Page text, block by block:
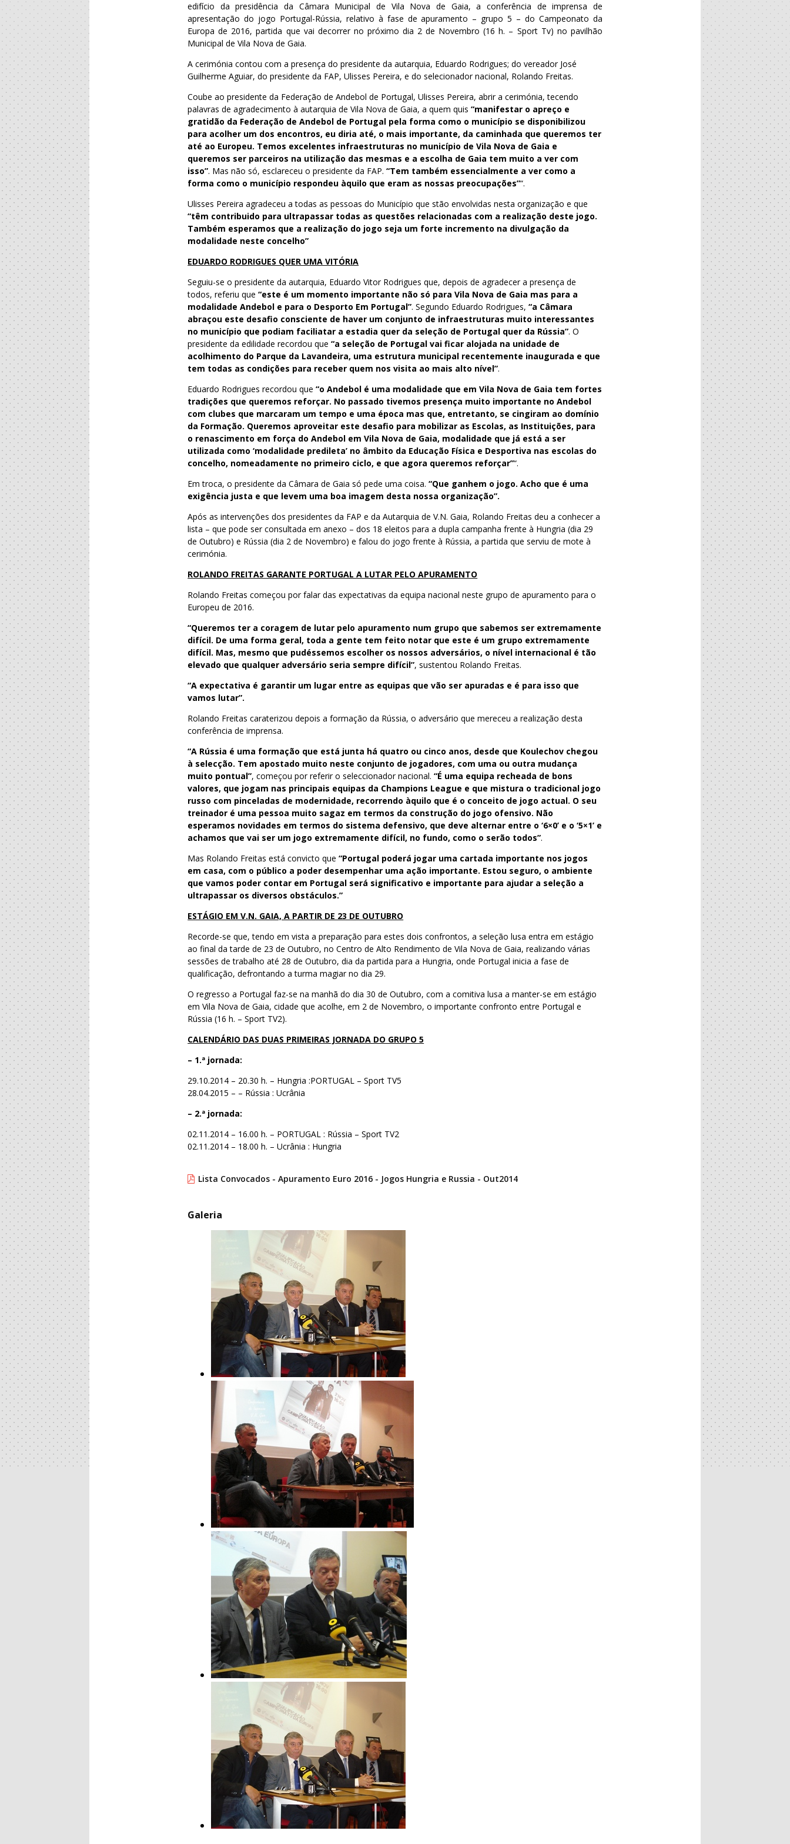
edifício da presidência da Câmara Municipal de Vila Nova de Gaia, a conferência de imprensa de
apresentação do jogo Portugal-Rússia, relativo à fase de apuramento – grupo 5 – do Campeonato da
Europa de 2016, partida que vai decorrer no próximo dia 2 de Novembro (16 h. – Sport Tv) no pavilhão
Municipal de Vila Nova de Gaia.
A cerimónia contou com a presença do presidente da autarquia, Eduardo Rodrigues; do vereador José
Guilherme Aguiar, do presidente da FAP, Ulisses Pereira, e do selecionador nacional, Rolando Freitas.
Coube ao presidente da Federação de Andebol de Portugal, Ulisses Pereira, abrir a cerimónia, tecendo
palavras de agradecimento à autarquia de Vila Nova de Gaia, a quem quis“manifestar o apreço e
gratidão da Federação de Andebol de Portugal pela forma como o município se disponibilizou
para acolher um dos encontros, eu diria até, o mais importante, da caminhada que queremos ter
até ao Europeu. Temos excelentes infraestruturas no município de Vila Nova de Gaia e
queremos ser parceiros na utilização das mesmas e a escolha de Gaia tem muito a ver com
isso”. Mas não só, esclareceu o presidente da FAP.“Tem também essencialmente a ver como a
forma como o município respondeu àquilo que eram as nossas preocupações”“.
Ulisses Pereira agradeceu a todas as pessoas do Município que stão envolvidas nesta organização e que
“têm contribuido para ultrapassar todas as questões relacionadas com a realização deste jogo.
Também esperamos que a realização do jogo seja um forte incremento na divulgação da
modalidade neste concelho”
EDUARDO RODRIGUES QUER UMA VITÓRIA
Seguiu-se o presidente da autarquia, Eduardo Vitor Rodrigues que, depois de agradecer a presença de
todos, referiu que“este é um momento importante não só para Vila Nova de Gaia mas para a
modalidade Andebol e para o Desporto Em Portugal”. Segundo Eduardo Rodrigues,“a Câmara
abraçou este desafio consciente de haver um conjunto de infraestruturas muito interessantes
no município que podiam faciliatar a estadia quer da seleção de Portugal quer da Rússia”. O
presidente da edilidade recordou que“a seleção de Portugal vai ficar alojada na unidade de
acolhimento do Parque da Lavandeira, uma estrutura municipal recentemente inaugurada e que
tem todas as condições para receber quem nos visita ao mais alto nível”.
Eduardo Rodrigues recordou que“o Andebol é uma modalidade que em Vila Nova de Gaia tem fortes
tradições que queremos reforçar. No passado tivemos presença muito importante no Andebol
com clubes que marcaram um tempo e uma época mas que, entretanto, se cingiram ao domínio
da Formação. Queremos aproveitar este desafio para mobilizar as Escolas, as Instituições, para
o renascimento em força do Andebol em Vila Nova de Gaia, modalidade que já está a ser
utilizada como ‘modalidade predileta’ no âmbito da Educação Física e Desportiva nas escolas do
concelho, nomeadamente no primeiro ciclo, e que agora queremos reforçar”“.
Em troca, o presidente da Câmara de Gaia só pede uma coisa.“Que ganhem o jogo. Acho que é uma
exigência justa e que levem uma boa imagem desta nossa organização”.
Após as intervenções dos presidentes da FAP e da Autarquia de V.N. Gaia, Rolando Freitas deu a conhecer a
lista – que pode ser consultada em anexo – dos 18 eleitos para a dupla campanha frente à Hungria (dia 29
de Outubro) e Rússia (dia 2 de Novembro) e falou do jogo frente à Rússia, a partida que serviu de mote à
cerimónia.
ROLANDO FREITAS GARANTE PORTUGAL A LUTAR PELO APURAMENTO
Rolando Freitas começou por falar das expectativas da equipa nacional neste grupo de apuramento para o
Europeu de 2016.
“Queremos ter a coragem de lutar pelo apuramento num grupo que sabemos ser extremamente
difícil. De uma forma geral, toda a gente tem feito notar que este é um grupo extremamente
difícil. Mas, mesmo que pudéssemos escolher os nossos adversários, o nível internacional é tão
elevado que qualquer adversário seria sempre difícil”, sustentou Rolando Freitas.
“A expectativa é garantir um lugar entre as equipas que vão ser apuradas e é para isso que
vamos lutar”.
Rolando Freitas caraterizou depois a formação da Rússia, o adversário que mereceu a realização desta
conferência de imprensa.
“A Rússia é uma formação que está junta há quatro ou cinco anos, desde que Koulechov chegou
à selecção. Tem apostado muito neste conjunto de jogadores, com uma ou outra mudança
muito pontual”, começou por referir o seleccionador nacional.“É uma equipa recheada de bons
valores, que jogam nas principais equipas da Champions League e que mistura o tradicional jogo
russo com pinceladas de modernidade, recorrendo àquilo que é o conceito de jogo actual. O seu
treinador é uma pessoa muito sagaz em termos da construção do jogo ofensivo. Não
esperamos novidades em termos do sistema defensivo, que deve alternar entre o ‘6×0’ e o ‘5×1’ e
achamos que vai ser um jogo extremamente difícil, no fundo, como o serão todos”.
Mas Rolando Freitas está convicto que“Portugal poderá jogar uma cartada importante nos jogos
em casa, com o público a poder desempenhar uma ação importante. Estou seguro, o ambiente
que vamos poder contar em Portugal será significativo e importante para ajudar a seleção a
ultrapassar os diversos obstáculos.”
ESTÁGIO EM V.N. GAIA, A PARTIR DE 23 DE OUTUBRO
Recorde-se que, tendo em vista a preparação para estes dois confrontos, a seleção lusa entra em estágio
ao final da tarde de 23 de Outubro, no Centro de Alto Rendimento de Vila Nova de Gaia, realizando várias
sessões de trabalho até 28 de Outubro, dia da partida para a Hungria, onde Portugal inicia a fase de
qualificação, defrontando a turma magiar no dia 29.
O regresso a Portugal faz-se na manhã do dia 30 de Outubro, com a comitiva lusa a manter-se em estágio
em Vila Nova de Gaia, cidade que acolhe, em 2 de Novembro, o importante confronto entre Portugal e
Rússia (16 h. – Sport TV2).
CALENDÁRIO DAS DUAS PRIMEIRAS JORNADA DO GRUPO 5
– 1.ª jornada:
29.10.2014 – 20.30 h. – Hungria :PORTUGAL – Sport TV5
28.04.2015 – – Rússia : Ucrânia
– 2.ª jornada:
02.11.2014 – 16.00 h. – PORTUGAL : Rússia – Sport TV2
02.11.2014 – 18.00 h. – Ucrânia : Hungria
Lista Convocados - Apuramento Euro 2016 - Jogos Hungria e Russia - Out2014
Galeria